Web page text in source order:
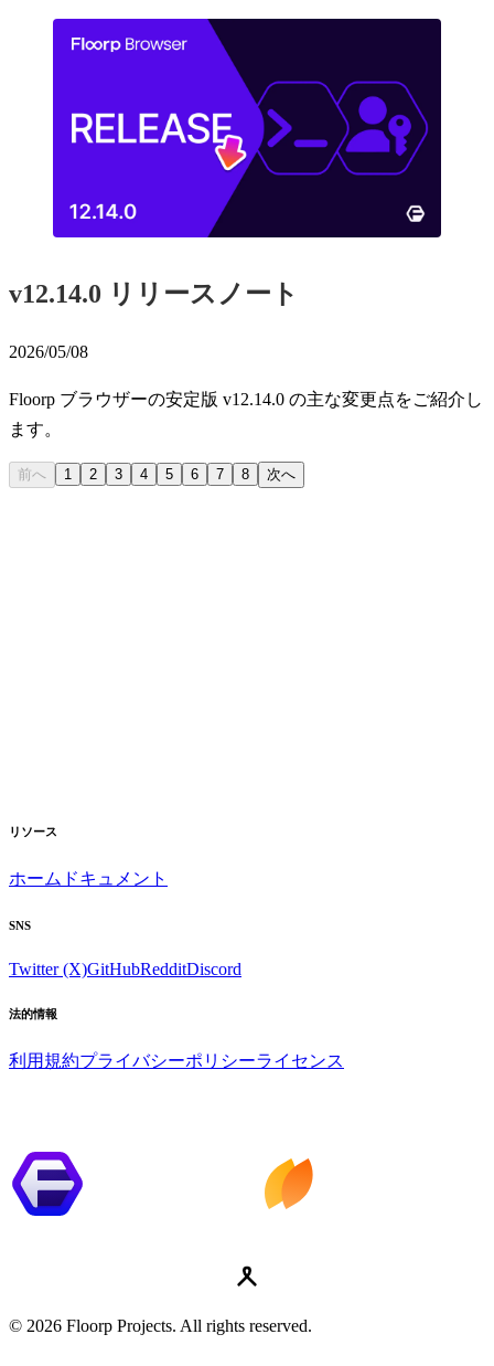
v12.14.0 リリースノート
2026/05/08
Floorp ブラウザーの安定版 v12.14.0 の主な変更点をご紹介し
ます。
前へ 1 2 3 4 5 6 7 8 次へ
リソース
ホーム ドキュメント
SNS
Twitter (X)GitHubRedditDiscord
法的情報
利用規約プライバシーポリシーライセンス
© 2026 Floorp Projects. All rights reserved.